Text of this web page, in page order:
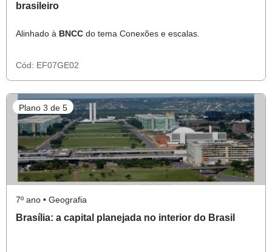
brasileiro
Alinhado à BNCC do tema Conexões e escalas.
Cód: EF07GE02
Plano 3 de 5
7º ano • Geografia
Brasília: a capital planejada no interior do Brasil